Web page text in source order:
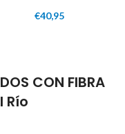
€40,95
CON FIBRA
Río